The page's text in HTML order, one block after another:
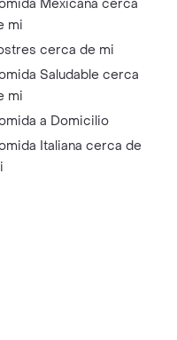
Mexicana cerca
mi
cerca de mi
Saludable cerca
mi
a Domicilio
Italiana cerca de